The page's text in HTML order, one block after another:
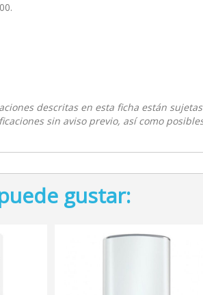
descritas en esta ficha están
sin aviso previo, así como
gustar: